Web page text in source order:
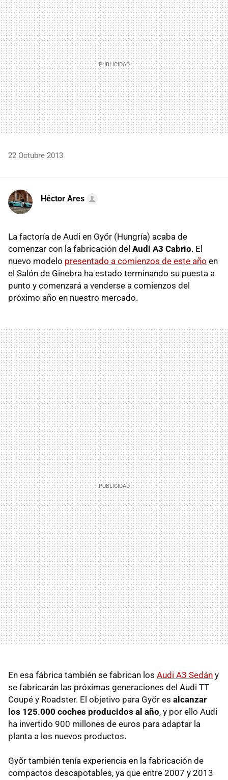
MAIL
22 Octubre 2013
Héctor Ares
La factoría de Audi en Győr (Hungría) acaba de
comenzar con la fabricación del Audi A3 Cabrio. El
nuevo modelo presentado a comienzos de este año en
el Salón de Ginebra ha estado terminando su puesta a
punto y comenzará a venderse a comienzos del
próximo año en nuestro mercado.
En esa fábrica también se fabrican los Audi A3 Sedán y
se fabricarán las próximas generaciones del Audi TT
Coupé y Roadster. El objetivo para Győr es alcanzar
los 125.000 coches producidos al año, y por ello Audi
ha invertido 900 millones de euros para adaptar la
planta a los nuevos productos.
Győr también tenía experiencia en la fabricación de
compactos descapotables, ya que entre 2007 y 2013